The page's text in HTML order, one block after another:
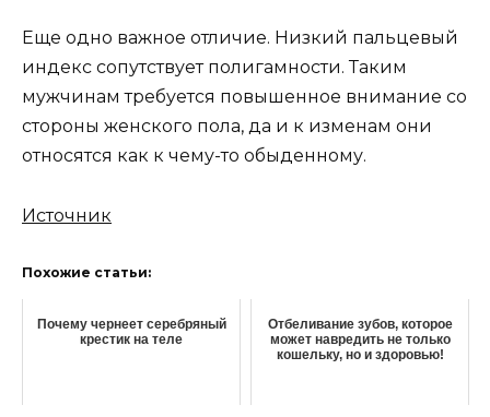
Еще одно важное отличие. Низкий пальцевый
индекс сопутствует полигамности. Таким
мужчинам требуется повышенное внимание со
стороны женского пола, да и к изменам они
относятся как к чему-то обыденному.
Источник
Похожие статьи:
Почему чернеет серебряный
крестик на теле
Отбеливание зубов, которое
может навредить не только
кошельку, но и здоровью!